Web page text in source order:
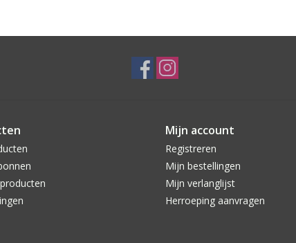
Mijn account
Registreren
Mijn bestellingen
Mijn verlanglijst
Herroeping aanvragen